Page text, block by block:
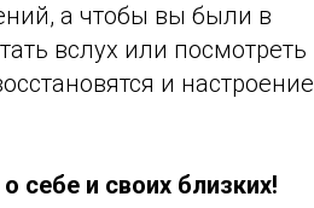
а чтобы вы были в
вслух или посмотреть
и настроение
себе и своих близких!